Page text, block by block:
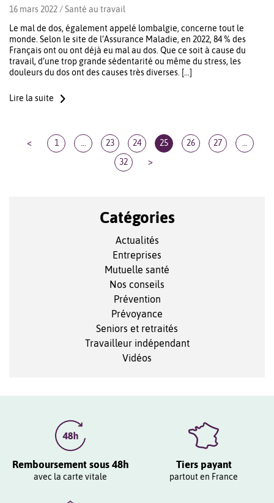
16 mars 2022 /Santé au travail
Le mal de dos, également appelé lombalgie, concerne tout le
monde. Selon le site de l’Assurance Maladie, en 2022, 84 % des
Français ont ou ont déjà eu mal au dos. Que ce soit à cause du
travail, d’une trop grande sédentarité ou même du stress, les
douleurs du dos ont des causes très diverses. […]
Lire la suite
< 1 23 24 25 26 27
32
>
Catégories
Actualités
Entreprises
Mutuelle santé
Nos conseils
Prévention
Prévoyance
Seniors et retraités
Travailleur indépendant
Vidéos
Remboursement sous 48h
avec la carte vitale
Tiers payant
partout en France